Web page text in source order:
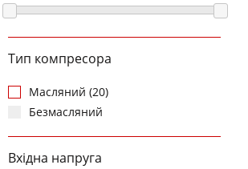
Тип компресора
Масляний (20)
Безмасляний
Вхідна напруга